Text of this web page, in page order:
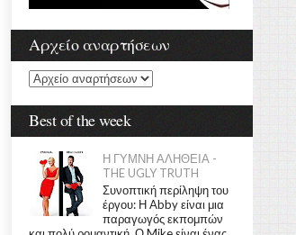
Αρχείο αναρτήσεων
Best of the week
Η ΓΥΜΝΗ ΑΛΗΘΕΙΑ -
THE UGLY TRUTH
Συνοπτική περίληψη του
έργου: Η Abby είναι μια
παραγωγός εκπομπών